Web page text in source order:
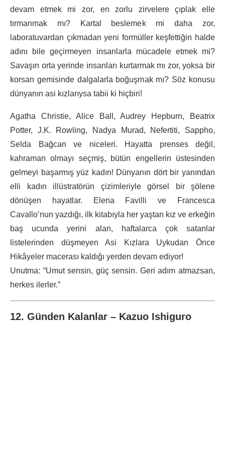
devam etmek mi zor, en zorlu zirvelere çıplak elle
tırmanmak mı? Kartal beslemek mi daha zor,
laboratuvardan çıkmadan yeni formüller keşfettiğin halde
adını bile geçirmeyen insanlarla mücadele etmek mi?
Savaşın orta yerinde insanları kurtarmak mı zor, yoksa bir
korsan gemisinde dalgalarla boğuşmak mı? Söz konusu
dünyanın asi kızlarıysa tabii ki hiçbiri!
Agatha Christie, Alice Ball, Audrey Hepburn, Beatrix
Potter, J.K. Rowling, Nadya Murad, Nefertiti, Sappho,
Selda Bağcan ve niceleri. Hayatta prenses değil,
kahraman olmayı seçmiş, bütün engellerin üstesinden
gelmeyi başarmış yüz kadın! Dünyanın dört bir yanından
elli kadın illüstratörün çizimleriyle görsel bir şölene
dönüşen hayatlar. Elena Favilli ve Francesca
Cavallo’nun yazdığı, ilk kitabıyla her yaştan kız ve erkeğin
baş ucunda yerini alan, haftalarca çok satanlar
listelerinden düşmeyen Asi Kızlara Uykudan Önce
Hikâyeler macerası kaldığı yerden devam ediyor!
Unutma: “Umut sensin, güç sensin. Geri adım atmazsan,
herkes ilerler.”
12. Günden Kalanlar – Kazuo Ishiguro